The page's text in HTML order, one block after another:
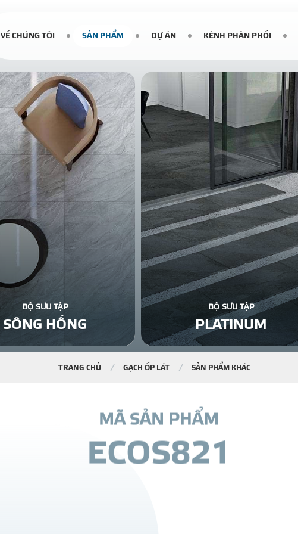
VỀ CHÚNG TÔI SẢN PHẨM DỰ ÁN KÊNH PHÂN PHỐI
BỘ SƯU TẬP
SÔNG HỒNG
BỘ SƯU TẬP
PLATINUM
TRANG CHỦ GẠCH ỐP LÁT SẢN PHẨM KHÁC
MÃ SẢN PHẨM
ECOS821